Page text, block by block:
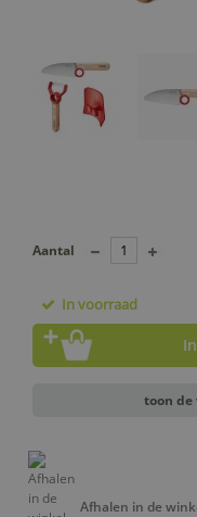
Aantal
In voorraad
toon de
Afhalen in de